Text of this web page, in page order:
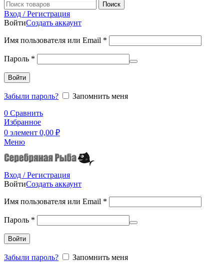
Поиск
Вход / Регистрация
ВойтиСоздать аккаунт
Имя пользователя или Email *
Пароль *
Войти
Забыли пароль?
Запомнить меня
0 Сравнить
Избранное
0 элемент 0,00 ₽
Меню
Вход / Регистрация
ВойтиСоздать аккаунт
Имя пользователя или Email *
Пароль *
Войти
Забыли пароль?
Запомнить меня